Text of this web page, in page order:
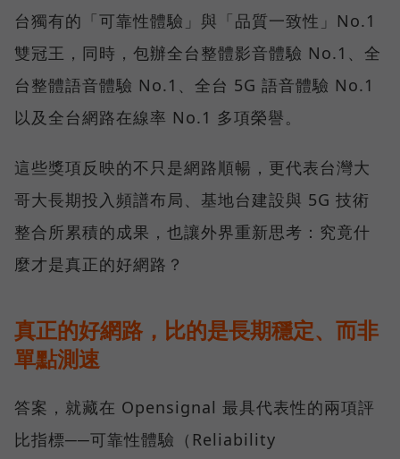
台獨有的「可靠性體驗」與「品質一致性」No.1
雙冠王，同時，包辦全台整體影音體驗 No.1、全
台整體語音體驗 No.1、全台 5G 語音體驗 No.1
以及全台網路在線率 No.1 多項榮譽。
這些獎項反映的不只是網路順暢，更代表台灣大
哥大長期投入頻譜布局、基地台建設與 5G 技術
整合所累積的成果，也讓外界重新思考：究竟什
麼才是真正的好網路？
真正的好網路，比的是長期穩定、而非
單點測速
答案，就藏在 Opensignal 最具代表性的兩項評
比指標──可靠性體驗（Reliability